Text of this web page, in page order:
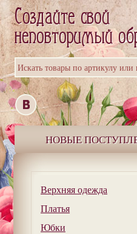
Искать товары по артикулу
НОВЫЕ
Верхняя одежда
Платья
Юбки